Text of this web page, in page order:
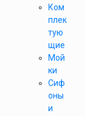
Ком
плек
тую
щие
Мой
ки
Сиф
оны
и